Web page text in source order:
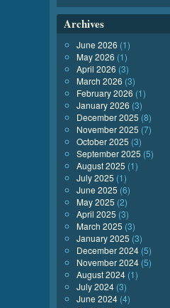
Archives
June 2026 (1)
May 2026 (1)
April 2026 (3)
March 2026 (3)
February 2026 (1)
January 2026 (3)
December 2025 (8)
November 2025 (7)
October 2025 (3)
September 2025 (5)
August 2025 (1)
July 2025 (1)
June 2025 (6)
May 2025 (2)
April 2025 (3)
March 2025 (3)
January 2025 (3)
December 2024 (5)
November 2024 (5)
August 2024 (1)
July 2024 (3)
June 2024 (4)